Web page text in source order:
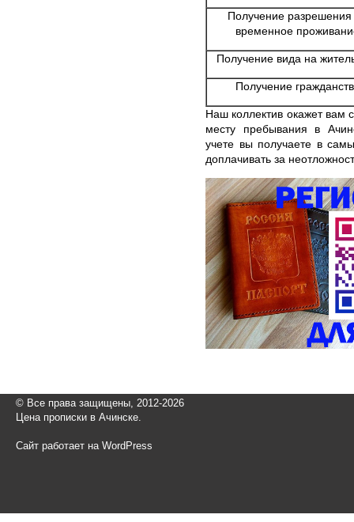
Получение разрешения
временное
Получение вида на
Получение
Наш коллектив окажет вам
месту пребывания в
учете вы получаете в
доплачивать за
© Все права защищены, 2012-2026
Цена прописки в Ачинске.
Сайт работает на WordPress